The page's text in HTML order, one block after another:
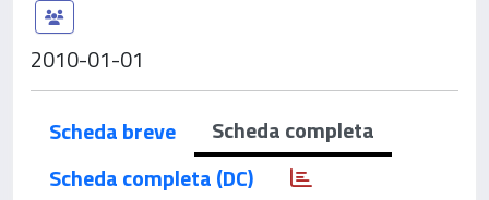
2010-01-01
Scheda breve
Scheda completa
Scheda completa (DC)